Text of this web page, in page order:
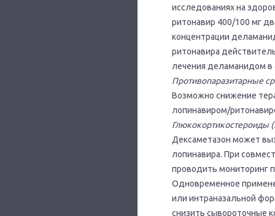
исследованиях на
ритонавир 400/100 мг
концентрации
ритонавира
лечения деламанидом в
Противопаразитарные
Возможно снижение
лопинавиром/
Глюкокортикостероиды
Дексаметазон может
лопинавира. При
проводить мониторинг
Одновременное
или интраназальной
снизить сывороточные